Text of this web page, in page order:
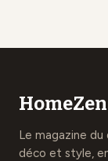
HomeZen
Le magazine
déco et style,